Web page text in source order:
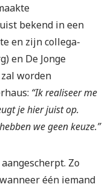
bekend in een
en zijn collega-
en De Jonge
worden
“Ik realiseer me
je hier juist op.
we geen keuze.”
Zo
één iemand